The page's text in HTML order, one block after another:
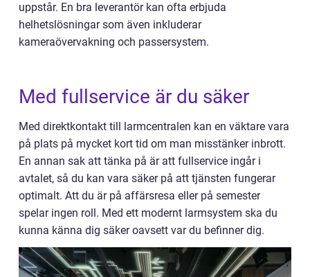
uppstår. En bra leverantör kan ofta erbjuda
helhetslösningar som även inkluderar
kameraövervakning och passersystem.
Med fullservice är du säker
Med direktkontakt till larmcentralen kan en väktare vara
på plats på mycket kort tid om man misstänker inbrott.
En annan sak att tänka på är att fullservice ingår i
avtalet, så du kan vara säker på att tjänsten fungerar
optimalt. Att du är på affärsresa eller på semester
spelar ingen roll. Med ett modernt larmsystem ska du
kunna känna dig säker oavsett var du befinner dig.